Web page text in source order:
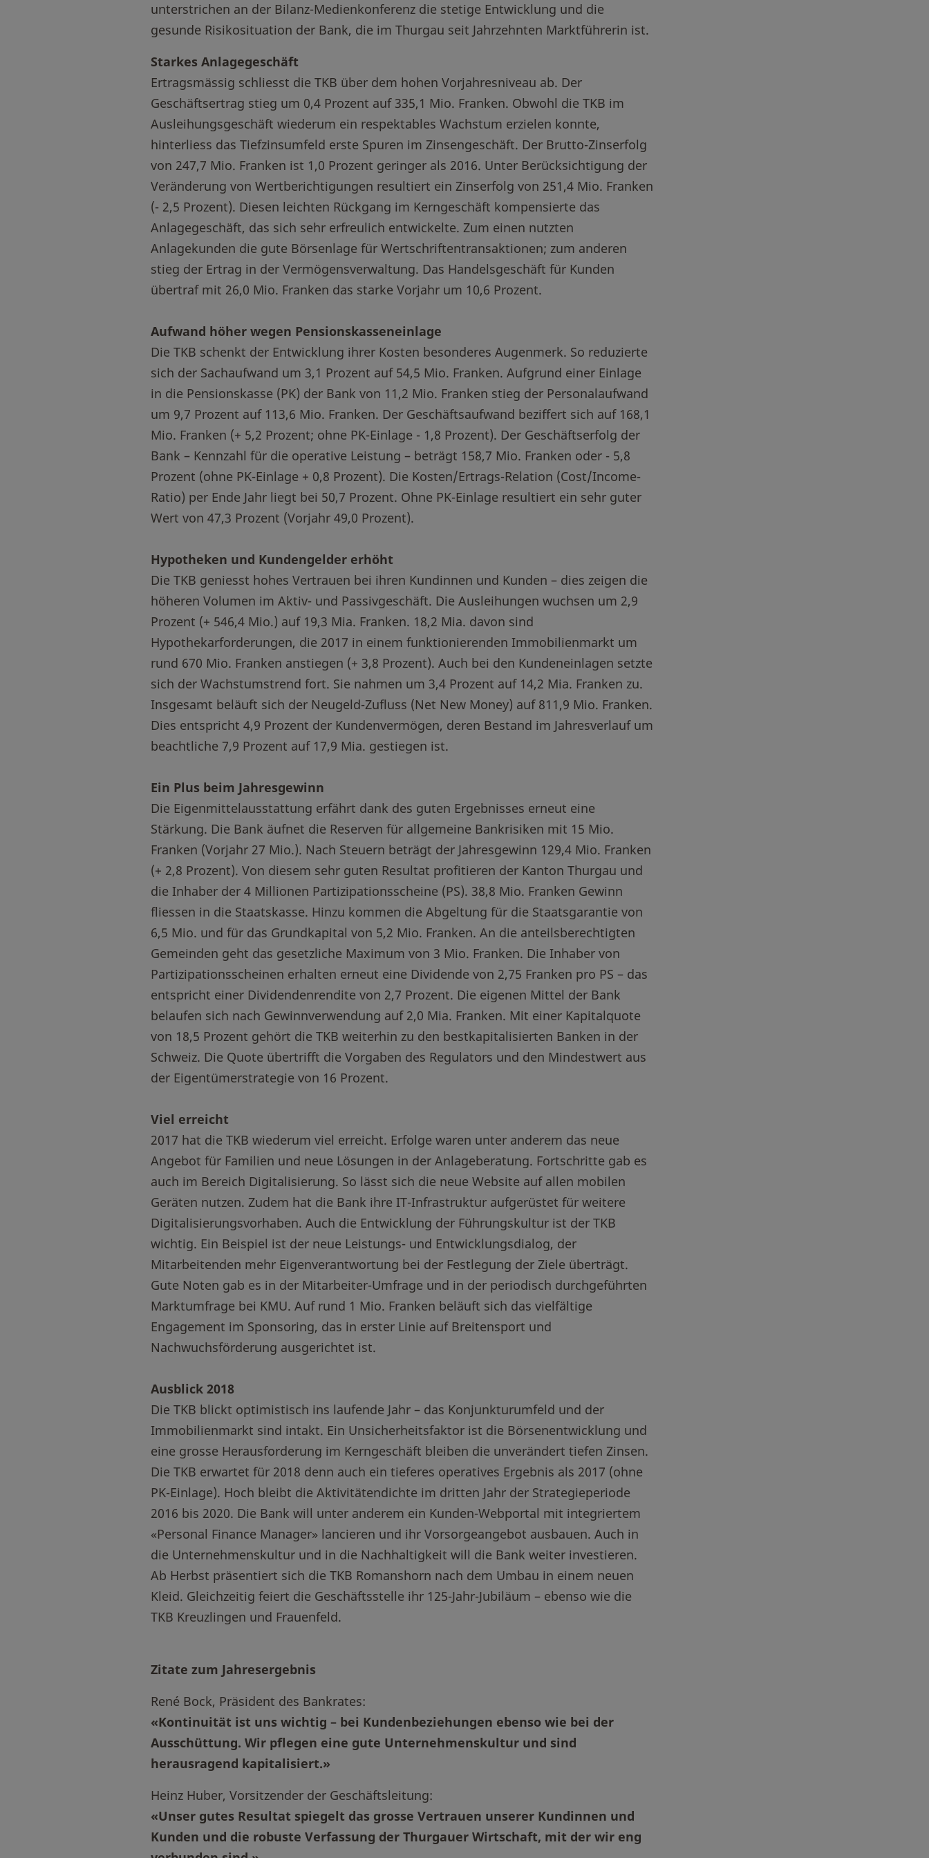
unterstrichen an der Bilanz-Medienkonferenz die stetige Entwicklung und die
gesunde Risikosituation der Bank, die im Thurgau seit Jahrzehnten Marktführerin ist.
Starkes Anlagegeschäft
Ertragsmässig schliesst die TKB über dem hohen Vorjahresniveau ab. Der
Geschäftsertrag stieg um 0,4 Prozent auf 335,1 Mio. Franken. Obwohl die TKB im
Ausleihungsgeschäft wiederum ein respektables Wachstum erzielen konnte,
hinterliess das Tiefzinsumfeld erste Spuren im Zinsengeschäft. Der Brutto-Zinserfolg
von 247,7 Mio. Franken ist 1,0 Prozent geringer als 2016. Unter Berücksichtigung der
Veränderung von Wertberichtigungen resultiert ein Zinserfolg von 251,4 Mio. Franken
(- 2,5 Prozent). Diesen leichten Rückgang im Kerngeschäft kompensierte das
Anlagegeschäft, das sich sehr erfreulich entwickelte. Zum einen nutzten
Anlagekunden die gute Börsenlage für Wertschriftentransaktionen; zum anderen
stieg der Ertrag in der Vermögensverwaltung. Das Handelsgeschäft für Kunden
übertraf mit 26,0 Mio. Franken das starke Vorjahr um 10,6 Prozent.
Aufwand höher wegen Pensionskasseneinlage
Die TKB schenkt der Entwicklung ihrer Kosten besonderes Augenmerk. So reduzierte
sich der Sachaufwand um 3,1 Prozent auf 54,5 Mio. Franken. Aufgrund einer Einlage
in die Pensionskasse (PK) der Bank von 11,2 Mio. Franken stieg der Personalaufwand
um 9,7 Prozent auf 113,6 Mio. Franken. Der Geschäftsaufwand beziffert sich auf 168,1
Mio. Franken (+ 5,2 Prozent; ohne PK-Einlage - 1,8 Prozent). Der Geschäftserfolg der
Bank – Kennzahl für die operative Leistung – beträgt 158,7 Mio. Franken oder - 5,8
Prozent (ohne PK-Einlage + 0,8 Prozent). Die Kosten/Ertrags-Relation (Cost/Income-
Ratio) per Ende Jahr liegt bei 50,7 Prozent. Ohne PK-Einlage resultiert ein sehr guter
Wert von 47,3 Prozent (Vorjahr 49,0 Prozent).
Hypotheken und Kundengelder erhöht
Die TKB geniesst hohes Vertrauen bei ihren Kundinnen und Kunden – dies zeigen die
höheren Volumen im Aktiv- und Passivgeschäft. Die Ausleihungen wuchsen um 2,9
Prozent (+ 546,4 Mio.) auf 19,3 Mia. Franken. 18,2 Mia. davon sind
Hypothekarforderungen, die 2017 in einem funktionierenden Immobilienmarkt um
rund 670 Mio. Franken anstiegen (+ 3,8 Prozent). Auch bei den Kundeneinlagen setzte
sich der Wachstumstrend fort. Sie nahmen um 3,4 Prozent auf 14,2 Mia. Franken zu.
Insgesamt beläuft sich der Neugeld-Zufluss (Net New Money) auf 811,9 Mio. Franken.
Dies entspricht 4,9 Prozent der Kundenvermögen, deren Bestand im Jahresverlauf um
beachtliche 7,9 Prozent auf 17,9 Mia. gestiegen ist.
Ein Plus beim Jahresgewinn
Die Eigenmittelausstattung erfährt dank des guten Ergebnisses erneut eine
Stärkung. Die Bank äufnet die Reserven für allgemeine Bankrisiken mit 15 Mio.
Franken (Vorjahr 27 Mio.). Nach Steuern beträgt der Jahresgewinn 129,4 Mio. Franken
(+ 2,8 Prozent). Von diesem sehr guten Resultat profitieren der Kanton Thurgau und
die Inhaber der 4 Millionen Partizipationsscheine (PS). 38,8 Mio. Franken Gewinn
fliessen in die Staatskasse. Hinzu kommen die Abgeltung für die Staatsgarantie von
6,5 Mio. und für das Grundkapital von 5,2 Mio. Franken. An die anteilsberechtigten
Gemeinden geht das gesetzliche Maximum von 3 Mio. Franken. Die Inhaber von
Partizipationsscheinen erhalten erneut eine Dividende von 2,75 Franken pro PS – das
entspricht einer Dividendenrendite von 2,7 Prozent. Die eigenen Mittel der Bank
belaufen sich nach Gewinnverwendung auf 2,0 Mia. Franken. Mit einer Kapitalquote
von 18,5 Prozent gehört die TKB weiterhin zu den bestkapitalisierten Banken in der
Schweiz. Die Quote übertrifft die Vorgaben des Regulators und den Mindestwert aus
der Eigentümerstrategie von 16 Prozent.
Viel erreicht
2017 hat die TKB wiederum viel erreicht. Erfolge waren unter anderem das neue
Angebot für Familien und neue Lösungen in der Anlageberatung. Fortschritte gab es
auch im Bereich Digitalisierung. So lässt sich die neue Website auf allen mobilen
Geräten nutzen. Zudem hat die Bank ihre IT-Infrastruktur aufgerüstet für weitere
Digitalisierungsvorhaben. Auch die Entwicklung der Führungskultur ist der TKB
wichtig. Ein Beispiel ist der neue Leistungs- und Entwicklungsdialog, der
Mitarbeitenden mehr Eigenverantwortung bei der Festlegung der Ziele überträgt.
Gute Noten gab es in der Mitarbeiter-Umfrage und in der periodisch durchgeführten
Marktumfrage bei KMU. Auf rund 1 Mio. Franken beläuft sich das vielfältige
Engagement im Sponsoring, das in erster Linie auf Breitensport und
Nachwuchsförderung ausgerichtet ist.
Ausblick 2018
Die TKB blickt optimistisch ins laufende Jahr – das Konjunkturumfeld und der
Immobilienmarkt sind intakt. Ein Unsicherheitsfaktor ist die Börsenentwicklung und
eine grosse Herausforderung im Kerngeschäft bleiben die unverändert tiefen Zinsen.
Die TKB erwartet für 2018 denn auch ein tieferes operatives Ergebnis als 2017 (ohne
PK-Einlage). Hoch bleibt die Aktivitätendichte im dritten Jahr der Strategieperiode
2016 bis 2020. Die Bank will unter anderem ein Kunden-Webportal mit integriertem
«Personal Finance Manager» lancieren und ihr Vorsorgeangebot ausbauen. Auch in
die Unternehmenskultur und in die Nachhaltigkeit will die Bank weiter investieren.
Ab Herbst präsentiert sich die TKB Romanshorn nach dem Umbau in einem neuen
Kleid. Gleichzeitig feiert die Geschäftsstelle ihr 125-Jahr-Jubiläum – ebenso wie die
TKB Kreuzlingen und Frauenfeld.
Zitate zum Jahresergebnis
René Bock, Präsident des Bankrates:
«Kontinuität ist uns wichtig – bei Kundenbeziehungen ebenso wie bei der
Ausschüttung. Wir pflegen eine gute Unternehmenskultur und sind
herausragend kapitalisiert.»
Heinz Huber, Vorsitzender der Geschäftsleitung:
«Unser gutes Resultat spiegelt das grosse Vertrauen unserer Kundinnen und
Kunden und die robuste Verfassung der Thurgauer Wirtschaft, mit der wir eng